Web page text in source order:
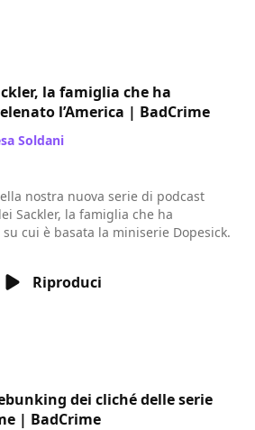
la famiglia che ha
l’America | BadCrime
Soldani
nostra nuova serie di podcast
Sackler, la famiglia che ha
cui è basata la miniserie Dopesick.
Riproduci
dei cliché delle serie
| BadCrime